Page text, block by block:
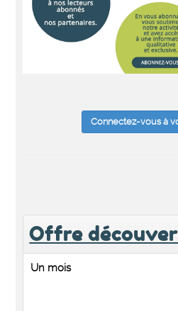
Connectez-vous à
Offre
Un mois